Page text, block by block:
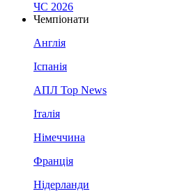
ЧС 2026
Чемпіонати
Англія
Іспанія
АПЛ Top News
Італія
Німеччина
Франція
Нідерланди